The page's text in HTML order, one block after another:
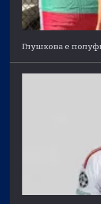
Глушкова е